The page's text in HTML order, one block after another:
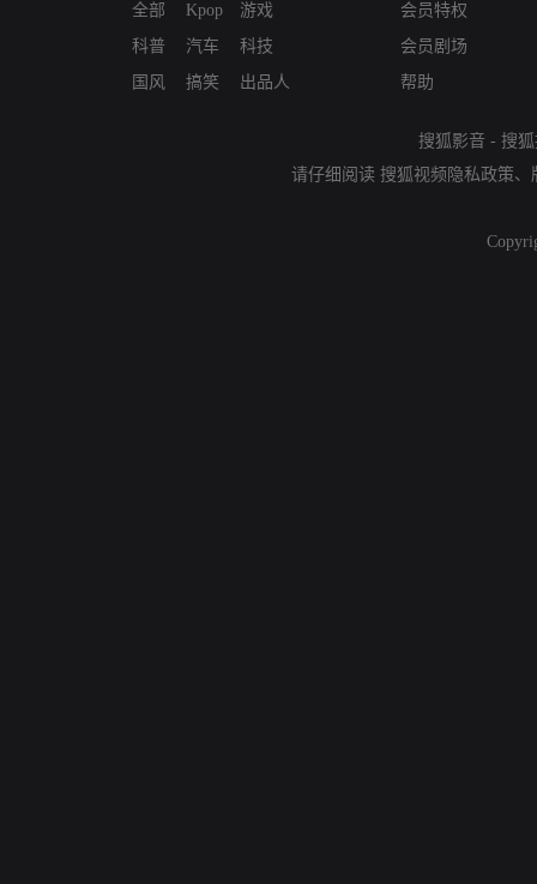
全部
科普
国风
Kpop
汽车
搞笑
游戏
科技
出品人
会员特权
会员剧场
帮助
搜狐影音 - 搜
请仔细阅读 搜狐视频隐私政策、